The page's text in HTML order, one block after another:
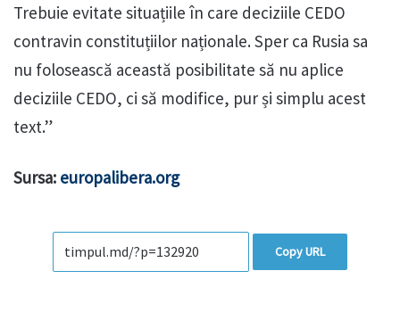
Trebuie evitate situațiile în care deciziile CEDO
contravin constituțiilor naționale. Sper ca Rusia sa
nu folosească această posibilitate să nu aplice
deciziile CEDO, ci să modifice, pur și simplu acest
text.”
Sursa: europalibera.org
Copy URL